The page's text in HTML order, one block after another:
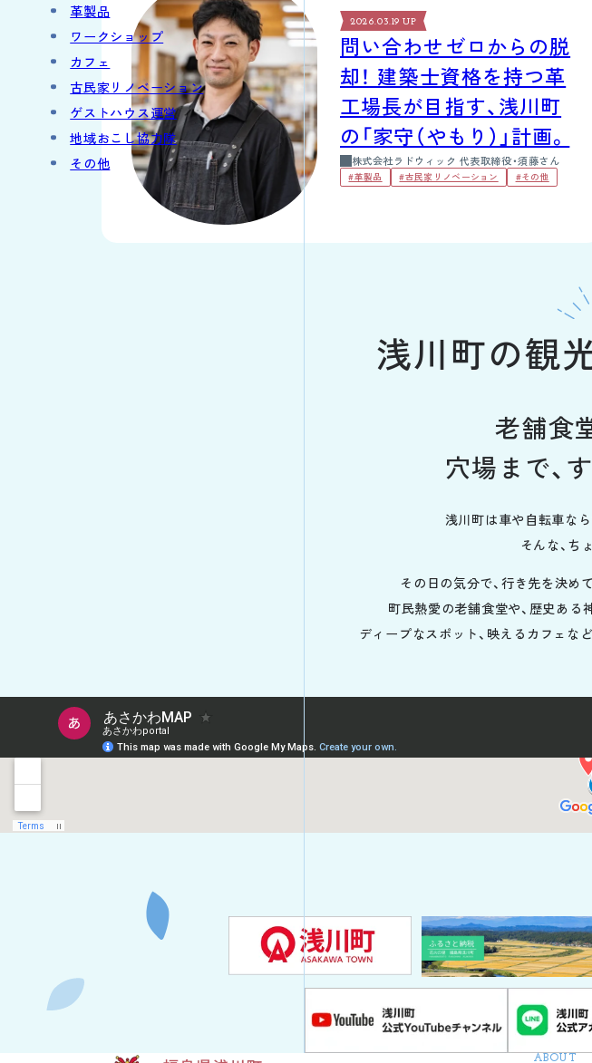
2026.03.19 UP
問い合わせゼロからの脱
却！ 建築士資格を持つ革
工場長が目指す、浅川町
の「家守（やもり）」計画。
株式会社ラドウィック 代表取締役・須藤さん
#革製品 #古民家リノベーション #その他
革製品
ワークショップ
カフェ
古民家リノベーション
ゲストハウス運営
地域おこし協力隊
その他
浅川町の観
老舗食
穴場まで、
浅川町は車や自転車なら
そんな、ち
その日の気分で、行き先を決め
町民熱愛の老舗食堂や、歴史ある
ディープなスポット、映えるカフェな
ABOUT